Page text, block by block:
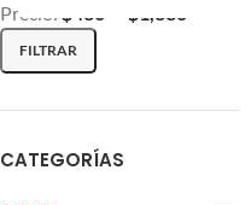
FILTRAR
Precio: $430 $1,330
CATEGORÍAS